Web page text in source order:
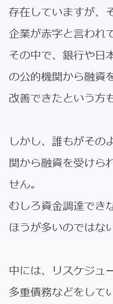
存在していますが、
企業が赤字と言われ
その中で、銀行や日
の公的機関から融資
改善できたという方
しかし、誰もがその
関から融資を受けら
せん。
むしろ資金調達でき
ほうが多いのではな
中には、リスケジュ
多重債務などをして